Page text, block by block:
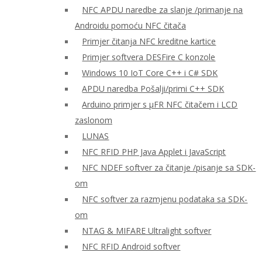
NFC APDU naredbe za slanje /primanje na
Androidu pomoću NFC čitača
Primjer čitanja NFC kreditne kartice
Primjer softvera DESFire C konzole
Windows 10 IoT Core C++ i C# SDK
APDU naredba Pošalji/primi C++ SDK
Arduino primjer s μFR NFC čitačem i LCD
zaslonom
LUNAS
NFC RFID PHP Java Applet i JavaScript
NFC NDEF softver za čitanje /pisanje sa SDK-
om
NFC softver za razmjenu podataka sa SDK-
om
NTAG & MIFARE Ultralight softver
NFC RFID Android softver